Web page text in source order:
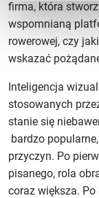
firma, która
wspomnianą
rowerowej, czy
wskazać
Inteligencja
stosowanych
stanie się
bardzo
przyczyn. Po
pisanego, rola
coraz większa.